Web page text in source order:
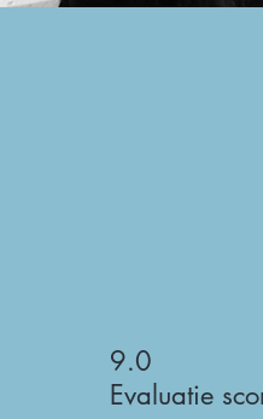
9.0
Evaluatie